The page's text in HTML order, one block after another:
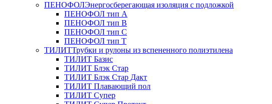
ПЕНОФОЛЭнергосберегающая изоляция с подложкой
ПЕНОФОЛ тип А
ПЕНОФОЛ тип B
ПЕНОФОЛ тип C
ПЕНОФОЛ тип T
ТИЛИТТрубки и рулоны из вспененного полиэтилена
ТИЛИТ Базис
ТИЛИТ Блэк Стар
ТИЛИТ Блэк Стар Дакт
ТИЛИТ Плавающий пол
ТИЛИТ Супер